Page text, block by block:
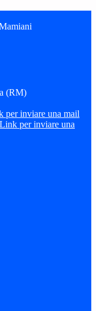
(RM)
per inviare una mail
Link per inviare una